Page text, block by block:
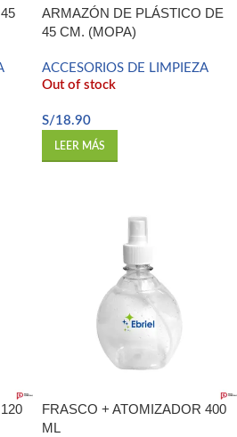
ARMAZÓN DE PLÁSTICO DE
45 CM. (MOPA)
ACCESORIOS DE LIMPIEZA
Out of stock
S/18.90
LEER MÁS
FRASCO + ATOMIZADOR 400
ML